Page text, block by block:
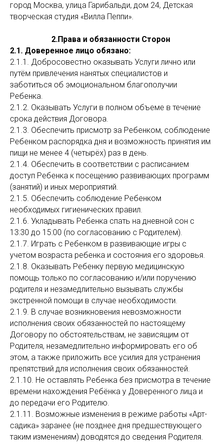
город Москва, улица Гарибальди, дом 24, Детская
творческая студия «Вилла Пеппи».
2.Права и обязанности Сторон
2.1. Доверенное лицо обязано:
2.1.1. Добросовестно оказывать Услуги лично или
путём привлечения нанятых специалистов и
заботиться об эмоциональном благополучии
Ребенка.
2.1.2. Оказывать Услуги в полном объеме в течение
срока действия Договора.
2.1.3. Обеспечить присмотр за Ребенком, соблюдение
Ребенком распорядка дня и возможность принятия им
пищи не менее 4 (четырёх) раз в день.
2.1.4. Обеспечить в соответствии с расписанием
доступ Ребенка к посещению развивающих программ
(занятий) и иных мероприятий.
2.1.5. Обеспечить соблюдение Ребенком
необходимых гигиенических правил.
2.1.6. Укладывать Ребенка спать на дневной сон с
13:30 до 15:00 (по согласованию с Родителем).
2.1.7. Играть с Ребенком в развивающие игры с
учетом возраста ребенка и состояния его здоровья.
2.1.8. Оказывать Ребенку первую медицинскую
помощь только по согласованию и/или поручению
родителя и незамедлительно вызывать службы
экстренной помощи в случае необходимости.
2.1.9. В случае возникновения невозможности
исполнения своих обязанностей по настоящему
Договору по обстоятельствам, не зависящим от
Родителя, незамедлительно информировать его об
этом, а также приложить все усилия для устранения
препятствий для исполнения своих обязанностей.
2.1.10. Не оставлять Ребенка без присмотра в течение
времени нахождения Ребёнка у Доверенного лица и
до передачи его Родителю.
2.1.11. Возможные изменения в режиме работы «Арт-
садика» заранее (не позднее дня предшествующего
таким изменениям) доводятся до сведения Родителя.